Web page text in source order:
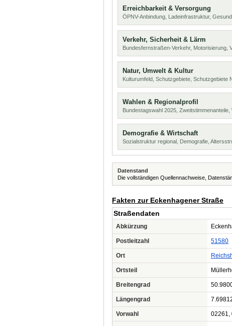
Erreichbarkeit & Versorgung
ÖPNV-Anbindung, Ladeinfrastruktur,
Verkehr, Sicherheit & Lärm
Bundesfernstraßen-Verkehr, Motorisierung,
Natur, Umwelt & Kultur
Kulturumfeld, Schutzgebiete, Schutzgebiete
Wahlen & Regionalprofil
Bundestagswahl 2025,
Demografie & Wirtschaft
Sozialstruktur regional, Demografie,
Datenstand
Die vollständigen Quellennachweise,
Fakten zur Eckenhagener Straße
Straßendaten
Abkürzung
Postleitzahl 51580
Ort
Ortsteil
Breitengrad
Längengrad
Vorwahl 02261,